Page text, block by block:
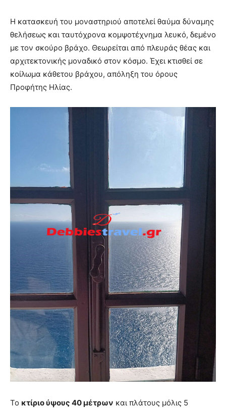
Η κατασκευή του μοναστηριού αποτελεί θαύμα δύναμης
θελήσεως και ταυτόχρονα κομψοτέχνημα λευκό, δεμένο
με τον σκούρο βράχο. Θεωρείται από πλευράς θέας και
αρχιτεκτονικής μοναδικό στον κόσμο. Έχει κτισθεί σε
κοίλωμα κάθετου βράχου, απόληξη του όρους
Προφήτης Ηλίας.
Το κτίριο ύψους 40 μέτρων και πλάτους μόλις 5